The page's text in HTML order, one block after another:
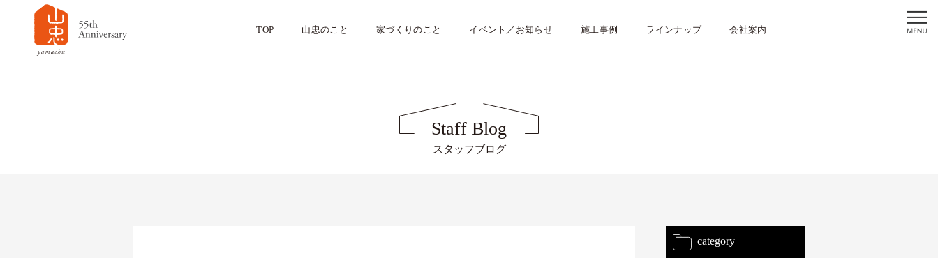
TOP 山忠のこと 家づくりのこと イベント／お知らせ 施工事例 ラインナップ 会社案内
Staff Blog
スタッフブログ
category